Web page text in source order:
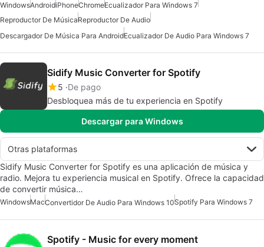
WindowsAndroidiPhoneChromeEcualizador Para Windows 7
Reproductor De MúsicaReproductor De Audio
Descargador De Música Para AndroidEcualizador De Audio Para Windows 7
Sidify Music Converter for Spotify
5 De pago
Desbloquea más de tu experiencia en Spotify
Descargar para Windows
Otras plataformas
Sidify Music Converter for Spotify es una aplicación de música y
radio. Mejora tu experiencia musical en Spotify. Ofrece la capacidad
de convertir música…
WindowsMacConvertidor De Audio Para Windows 10Spotify Para Windows 7
Spotify - Music for every moment